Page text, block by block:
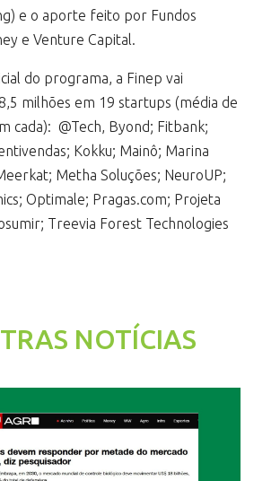
e o aporte feito por Fundos
e Venture Capital.
do programa, a Finep vai
milhões em 19 startups (média de
cada): @Tech, Byond; Fitbank;
Kokku; Mainô; Marina
Metha Soluções; NeuroUP;
Optimale; Pragas.com; Projeta
Treevia Forest Technologies
NOTÍCIAS